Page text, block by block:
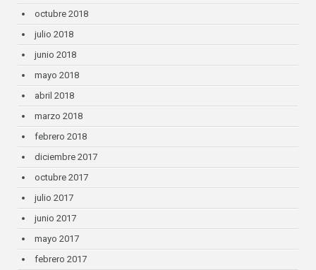
octubre 2018
julio 2018
junio 2018
mayo 2018
abril 2018
marzo 2018
febrero 2018
diciembre 2017
octubre 2017
julio 2017
junio 2017
mayo 2017
febrero 2017